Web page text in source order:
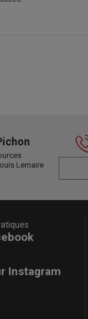
Lemaire
Instagram